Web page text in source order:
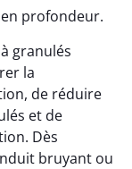
profondeur.
granulés
la
de réduire
et de
Dès
bruyant ou